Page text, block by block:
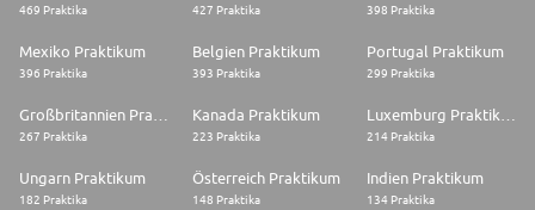
469 Praktika 427 Praktika 398 Praktika
Mexiko Praktikum
396 Praktika
Belgien Praktikum
393 Praktika
Portugal Praktikum
299 Praktika
267 Praktika
Kanada Praktikum
223 Praktika 214 Praktika
Ungarn Praktikum
182 Praktika
Österreich Praktikum
148 Praktika
Indien Praktikum
134 Praktika